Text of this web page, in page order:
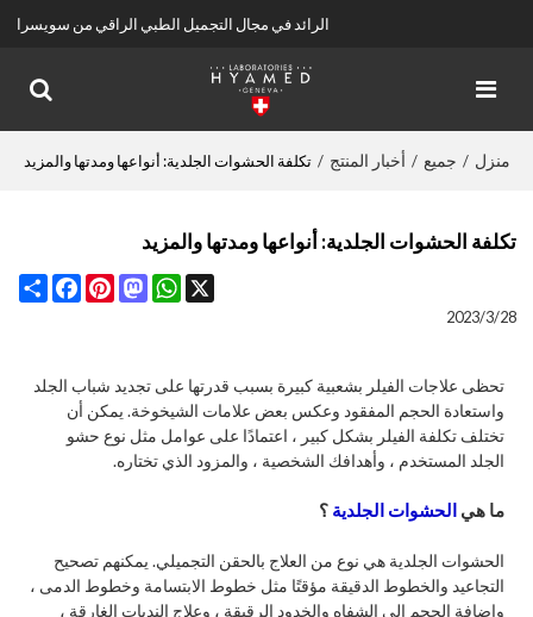
الرائد في مجال التجميل الطبي الراقي من سويسرا
منزل / جميع / أخبار المنتج / تكلفة الحشوات الجلدية: أنواعها ومدتها والمزيد
تكلفة الحشوات الجلدية: أنواعها ومدتها والمزيد
Share
FacebookPinterestMastodon
WhatsApp
X
2023/3/28
تحظى علاجات الفيلر بشعبية كبيرة بسبب قدرتها على تجديد شباب الجلد
واستعادة الحجم المفقود وعكس بعض علامات الشيخوخة. يمكن أن
تختلف تكلفة الفيلر بشكل كبير ، اعتمادًا على عوامل مثل نوع حشو
الجلد المستخدم ، وأهدافك الشخصية ، والمزود الذي تختاره.
ما هي الحشوات الجلدية ؟
الحشوات الجلدية هي نوع من العلاج بالحقن التجميلي. يمكنهم تصحيح
التجاعيد والخطوط الدقيقة مؤقتًا مثل خطوط الابتسامة وخطوط الدمى ،
وإضافة الحجم إلى الشفاه والخدود الرقيقة ، وعلاج الندبات الغارقة ،